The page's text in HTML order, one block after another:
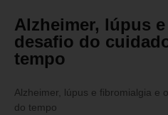
Alzheimer, lúpus
desafio do
tempo
Alzheimer, lúpus e fibromialgia e
do tempo